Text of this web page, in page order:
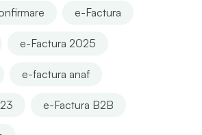
e-Factura
e-Factura 2025
e-factura anaf
e-Factura B2B